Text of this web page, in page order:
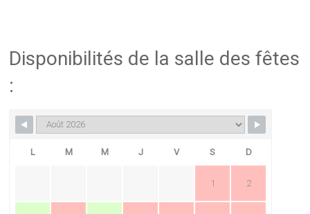
Disponibilités de la salle des fêtes
:
L M M J V S D
1 2